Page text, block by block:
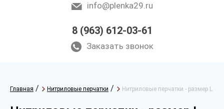
info@plenka29.ru
8 (963) 612-03-61
Заказать звонок
Главная / Нитриловые перчатки / Нитриловые перчатки - размер L